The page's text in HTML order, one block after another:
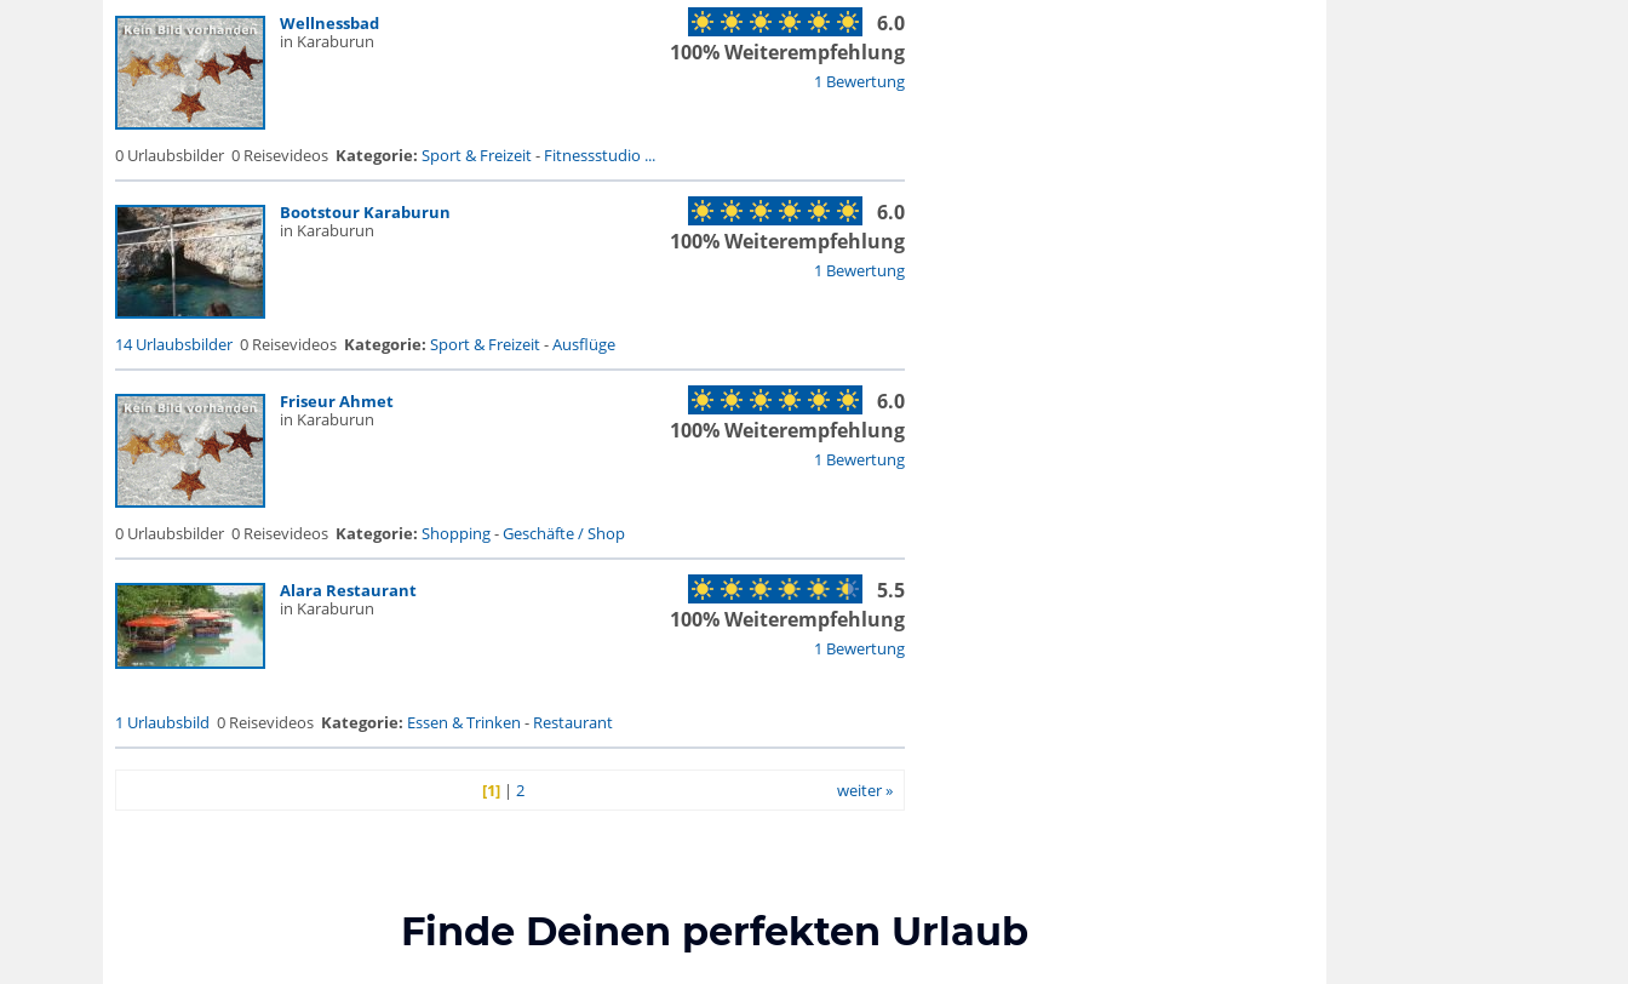
Wellnessbad
in Karaburun
1 Bewertung
6.0
100% Weiterempfehlung
0 Urlaubsbilder 0 Reisevideos Kategorie: Sport & Freizeit- Fitnessstudio ...
Bootstour Karaburun
in Karaburun
1 Bewertung
6.0
100% Weiterempfehlung
14 Urlaubsbilder 0 Reisevideos Kategorie: Sport & Freizeit-Ausflüge
Friseur Ahmet
in Karaburun
1 Bewertung
6.0
100% Weiterempfehlung
0 Urlaubsbilder 0 Reisevideos Kategorie: Shopping-Geschäfte / Shop
Alara Restaurant
in Karaburun
1 Bewertung
5.5
100% Weiterempfehlung
1 Urlaubsbild 0 Reisevideos Kategorie: Essen & Trinken - Restaurant
[1]| 2 weiter »
Finde Deinen perfekten Urlaub